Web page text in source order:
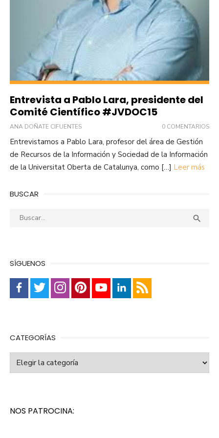
Entrevista a Pablo Lara, presidente del
Comité Científico #JVDOC15
ANA DOÑATE CIFUENTES 0 COMENTARIOS
Entrevistamos a Pablo Lara, profesor del área de Gestión
de Recursos de la Información y Sociedad de la Información
de la Universitat Oberta de Catalunya, como […] Leer más
BUSCAR
Buscar: 
SÍGUENOS
CATEGORÍAS
Categorías
NOS PATROCINA: